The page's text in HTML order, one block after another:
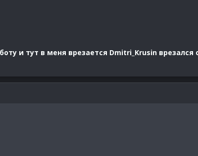
и тут в меня врезается Dmitri_Krusin